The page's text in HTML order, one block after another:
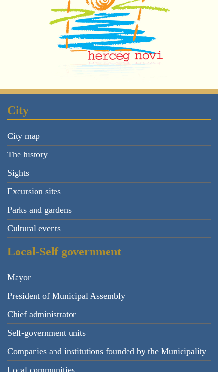
City
City map
The history
Sights
Excursion sites
Parks and gardens
Cultural events
Local-Self government
Mayor
President of Municipal Assembly
Chief administrator
Self-government units
Companies and institutions founded by the Municipality
Local communities